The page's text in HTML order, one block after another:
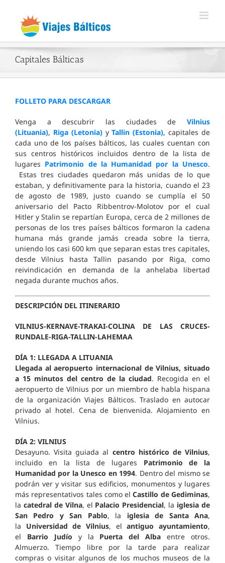
content
Capitales Bálticas
FOLLETO PARA DESCARGAR
Venga a descubrir las ciudades de Vilnius
(Lituania), Riga (Letonia)yTallin (Estonia), capitales de
cada uno de los países bálticos, las cuales cuentan con
sus centros históricos incluidos dentro de la lista de
lugares Patrimonio de la Humanidad por la Unesco.
Estas tres ciudades quedaron más unidas de lo que
estaban, y definitivamente para la historia, cuando el 23
de agosto de 1989, justo cuando se cumplía el 50
aniversario del Pacto Ribbentrov-Molotov por el cual
Hitler y Stalin se repartían Europa, cerca de 2 millones de
personas de los tres países bálticos formaron la cadena
humana más grande jamás creada sobre la tierra,
uniendo los casi 600 km que separan estas tres capitales,
desde Vilnius hasta Tallin pasando por Riga, como
reivindicación en demanda de la anhelaba libertad
negada durante muchos años.
DESCRIPCIÓN DEL ITINERARIO
VILNIUS-KERNAVE-TRAKAI-COLINA DE LAS CRUCES-
RUNDALE-RIGA-TALLIN-LAHEMAA
DÍA 1: LLEGADA A LITUANIA
Llegada al aeropuerto internacional de Vilnius, situado
a 15 minutos del centro de la ciudad. Recogida en el
aeropuerto de Vilnius por un miembro de habla hispana
de la organización Viajes Bálticos. Traslado en autocar
privado al hotel. Cena de bienvenida. Alojamiento en
Vilnius.
DÍA 2: VILNIUS
Desayuno. Visita guiada al centro histórico de Vilnius,
incluido en la lista de lugares Patrimonio de la
Humanidad por la Unesco en 1994. Dentro del mismo se
podrán ver y visitar sus edificios, monumentos y lugares
más representativos tales como elCastillo de Gediminas,
la catedral de Vilna, el Palacio Presidencial, la iglesia de
San Pedro y San Pablo, la iglesia de Santa Ana,
la Universidad de Vilnius, elantiguo ayuntamiento,
el Barrio Judío y la Puerta del Alba entre otros.
Almuerzo. Tiempo libre por la tarde para realizar
compras o visitar algunos de los muchos museos de la